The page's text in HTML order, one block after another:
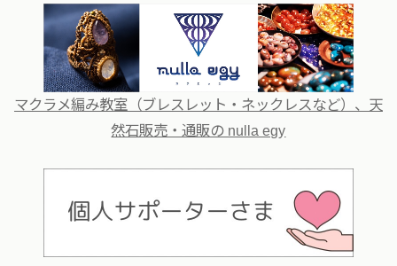
マクラメ編み教室（ブレスレット・ネックレスなど）、天
然石販売・通販の nulla egy